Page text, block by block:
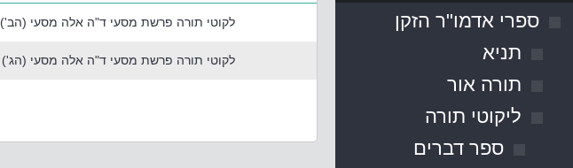
ספרי אדמו"ר הזקן
תניא
תורה אור
ליקוטי תורה
ספר דברים
לקוטי תורה פרשת מסעי ד"ה אלה מסעי (הב')
לקוטי תורה פרשת מסעי ד"ה אלה מסעי (הג')